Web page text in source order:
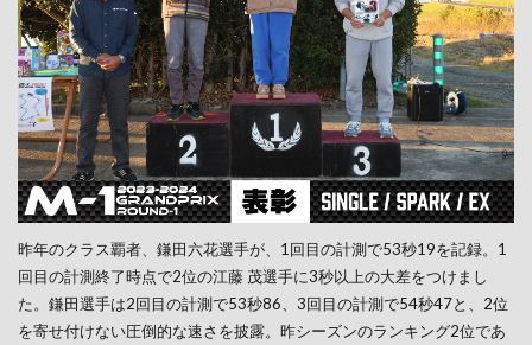
昨年のクラス覇者、鎌田六花選手が、1回目の計測で53秒19を記録。1
回目の計測終了時点で2位の江藤 茂選手に3秒以上の大差をつけまし
た。鎌田選手は2回目の計測で53秒86、3回目の計測で54秒47と、2位
を寄せ付けない圧倒的な速さを披露。昨シーズンのランキング2位であ